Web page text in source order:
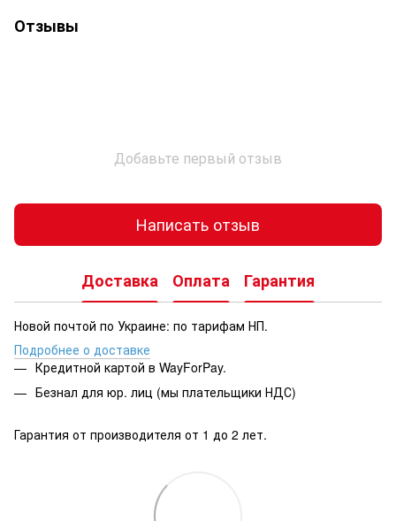
Отзывы
Добавьте первый отзыв
Написать отзыв
Доставка Оплата Гарантия
Новой почтой по Украине: по тарифам НП.
Подробнее о доставке
Кредитной картой в WayForPay.
Безнал для юр. лиц (мы плательщики НДС)
Гарантия от производителя от 1 до 2 лет.